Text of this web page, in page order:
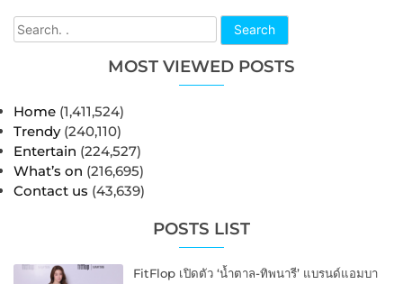
Search
MOST VIEWED POSTS
Home (1,411,524)
Trendy (240,110)
Entertain (224,527)
What’s on (216,695)
Contact us (43,639)
POSTS LIST
FitFlop เปิดตัว ‘น้ำตาล-ทิพนารี’ แบรนด์แอมบา